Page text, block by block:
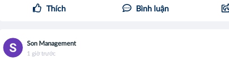
Thích Bình luận
Son Management
1 giờ trước